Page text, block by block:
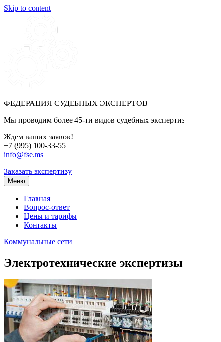
Skip to content
ФЕДЕРАЦИЯ СУДЕБНЫХ ЭКСПЕРТОВ
Мы проводим более 45-ти видов судебных экспертиз
Ждем ваших заявок!
+7 (995) 100-33-55
info@fse.ms
Заказать экспертизу
Меню
Главная
Вопрос-ответ
Цены и тарифы
Контакты
Коммунальные сети
Электротехнические экспертизы